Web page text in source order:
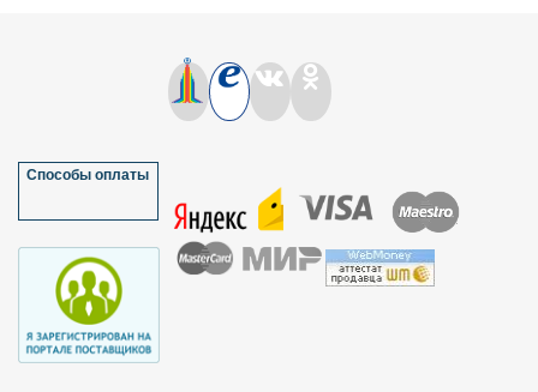
Способы оплаты